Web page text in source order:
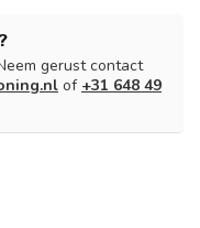
gerust contact
of +31 648 49